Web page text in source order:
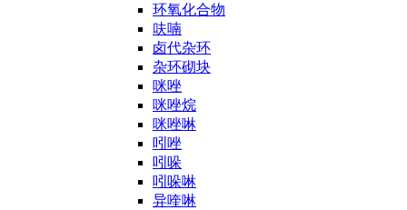
环氧化合物
呋喃
卤代杂环
杂环砌块
咪唑
咪唑烷
咪唑啉
吲唑
吲哚
吲哚啉
异喹啉